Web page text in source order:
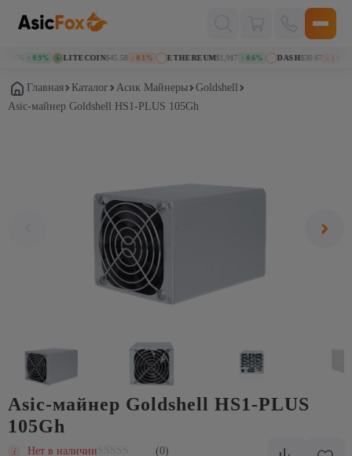
↑ 0.9% LITECOIN$45.58 ↓ 0.1% ETHEREUM$1,917 ↑ 0.6% DASH$30.67 ↓ 1.1%
Главная Каталог Асик Майнеры
Goldshell
Asic-майнер Goldshell HS1-PLUS 105Gh
Asic-майнер Goldshell HS1-PLUS
105Gh
Нет в наличии (0)